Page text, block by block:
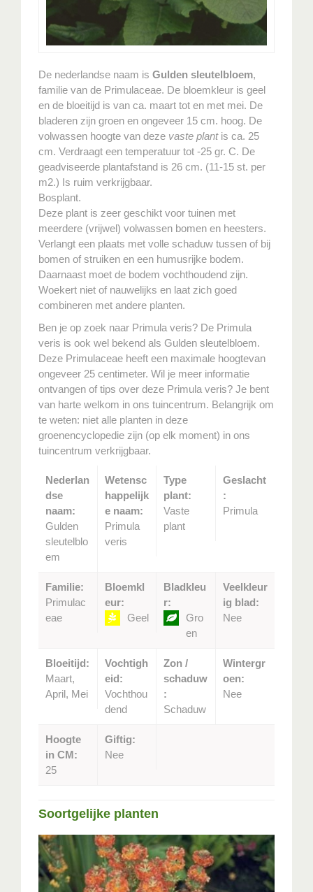
De nederlandse naam is Gulden sleutelbloem,
familie van de Primulaceae. De bloemkleur is geel
en de bloeitijd is van ca. maart tot en met mei. De
bladeren zijn groen en ongeveer 15 cm. hoog. De
volwassen hoogte van deze vaste plantis ca. 25
cm. Verdraagt een temperatuur tot -25 gr. C. De
geadviseerde plantafstand is 26 cm. (11-15 st. per
m2.) Is ruim verkrijgbaar.
Bosplant.
Deze plant is zeer geschikt voor tuinen met
meerdere (vrijwel) volwassen bomen en heesters.
Verlangt een plaats met volle schaduw tussen of bij
bomen of struiken en een humusrijke bodem.
Daarnaast moet de bodem vochthoudend zijn.
Woekert niet of nauwelijks en laat zich goed
combineren met andere planten.
Ben je op zoek naar Primula veris? De Primula
veris is ook wel bekend als Gulden sleutelbloem.
Deze Primulaceae heeft een maximale hoogtevan
ongeveer 25 centimeter. Wil je meer informatie
ontvangen of tips over deze Primula veris? Je bent
van harte welkom in ons tuincentrum. Belangrijk om
te weten: niet alle planten in deze
groenencyclopedie zijn (op elk moment) in ons
tuincentrum verkrijgbaar.
Nederlan
dse
naam:
Gulden
sleutelblo
em
Wetensc
happelijk
e naam:
Primula
veris
Type
plant:
Vaste
plant
Geslacht
:
Primula
Familie:
Primulac
eae
Bloemkl
eur:
Geel
Bladkleu
r:
Gro
en
Veelkleur
ig blad:
Nee
Bloeitijd:
Maart,
April, Mei
Vochtigh
eid:
Vochthou
dend
Zon /
schaduw
:
Schaduw
Wintergr
oen:
Nee
Hoogte
in CM:
25
Giftig:
Nee
Soortgelijke planten